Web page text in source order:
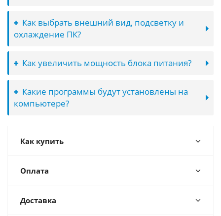
Как выбрать внешний вид, подсветку и
охлаждение ПК?
Как увеличить мощность блока питания?
Какие программы будут установлены на
компьютере?
Как купить
Оплата
Доставка